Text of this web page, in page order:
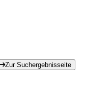
Zur Suchergebnisseite